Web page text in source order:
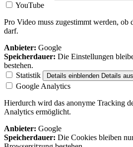
YouTube
Pro Video muss zugestimmt werden, ob
darf.
Anbieter: Google
Speicherdauer: Die Einstellungen
bestehen.
Statistik
Details einblenden Details
Google Analytics
Hierdurch wird das anonyme Tracking
Analytics ermöglicht.
Anbieter: Google
Speicherdauer: Die Cookies bleiben